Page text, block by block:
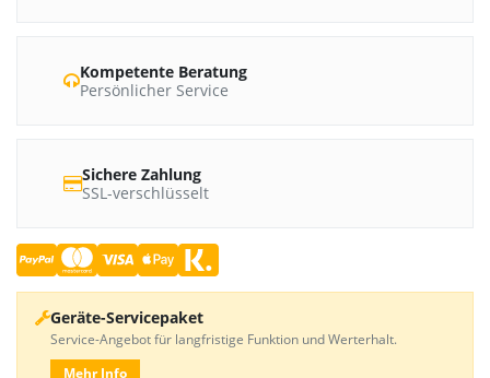
Kompetente Beratung
Persönlicher Service
Sichere Zahlung
SSL-verschlüsselt
Geräte-Servicepaket
Service-Angebot für langfristige Funktion und Werterhalt.
Mehr Info